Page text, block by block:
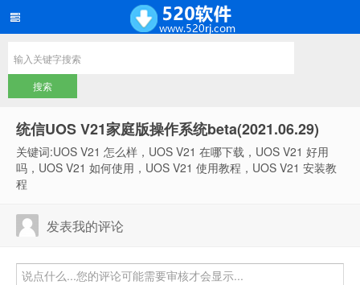
统信UOS V21家庭版操作系统beta(2021.06.29)
关键词:UOS V21 怎么样，UOS V21 在哪下载，UOS V21 好用
吗，UOS V21 如何使用，UOS V21 使用教程，UOS V21 安装教
程
发表我的评论